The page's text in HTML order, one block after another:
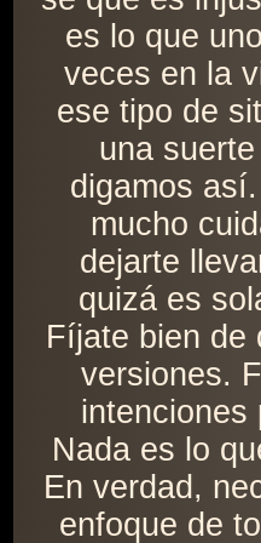
es lo que
veces en la
ese tipo de
una
digamos
mucho
dejarte
quizá es
Fíjate bien de
versiones.
intenciones
Nada es lo
En verdad,
enfoque de